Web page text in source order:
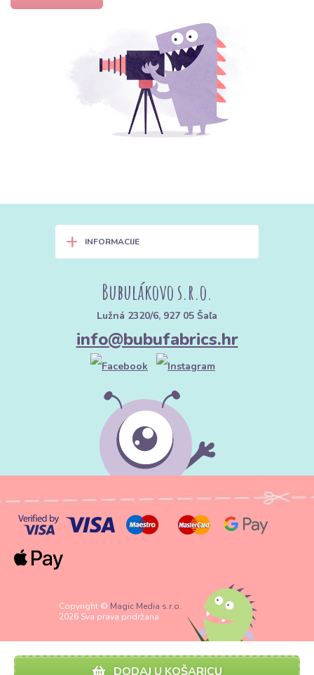
DODAJ U KOŠARICU
+ INFORMACIJE
Bubulákovo s.r.o.
Lužná 2320/6, 927 05 Šaľa
info@bubufabrics.hr
Copyright © Magic Media s.r.o.
2026 Sva prava pridržana